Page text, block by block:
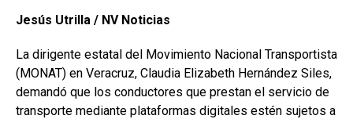
Jesús Utrilla / NV Noticias
La dirigente estatal del Movimiento Nacional Transportista
(MONAT) en Veracruz, Claudia Elizabeth Hernández Siles,
demandó que los conductores que prestan el servicio de
transporte mediante plataformas digitales estén sujetos a